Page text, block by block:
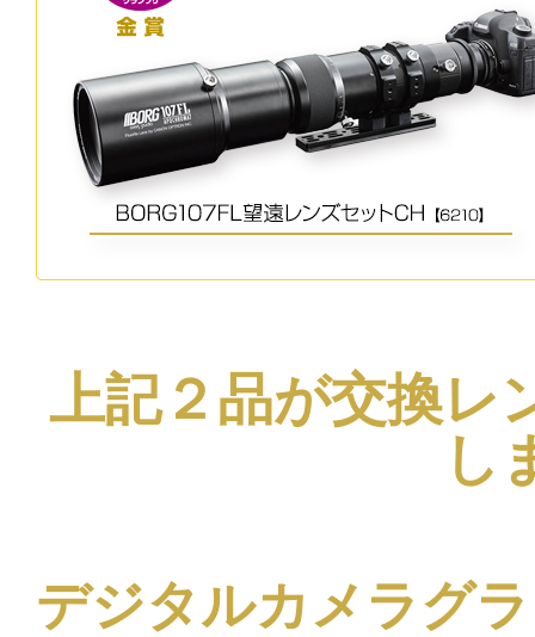
上記２品が交換レ
し
デジタルカメラグ